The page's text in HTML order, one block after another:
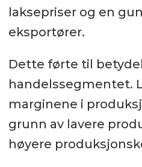
laksepriser og en
eksportører.
Dette førte til
handelssegmentet.
marginene i
grunn av lavere
høyere